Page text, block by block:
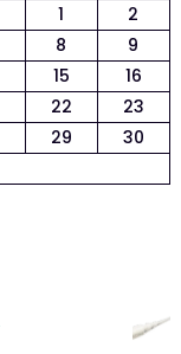
1
2
8
9
15
16
22
23
29
30